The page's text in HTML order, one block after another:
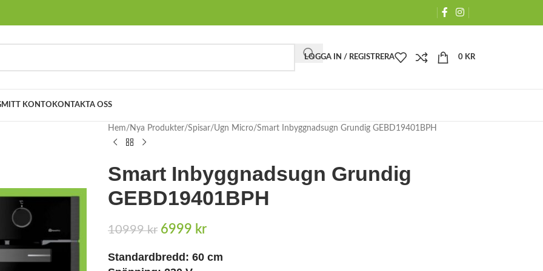
LOGGA IN / REGISTRERA 0 KR
MITT KONTO KONTAKTA OSS
Hem Nya Produkter Spisar Ugn Micro Smart Inbyggnadsugn Grundig GEBD19401BPH
Smart Inbyggnadsugn Grundig
GEBD19401BPH
10999kr 6999 kr
Standardbredd: 60 cm